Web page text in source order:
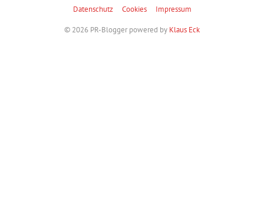
Datenschutz Cookies Impressum
© 2026 PR-Blogger powered by Klaus Eck